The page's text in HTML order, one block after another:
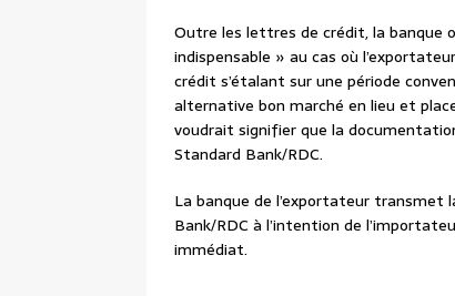
Outre les lettres de crédit, la
indispensable » au cas où
crédit s’étalant sur une période
alternative bon marché en lieu et
voudrait signifier que la
Standard Bank/RDC.
La banque de l’exportateur transmet
Bank/RDC à l’intention de
immédiat.